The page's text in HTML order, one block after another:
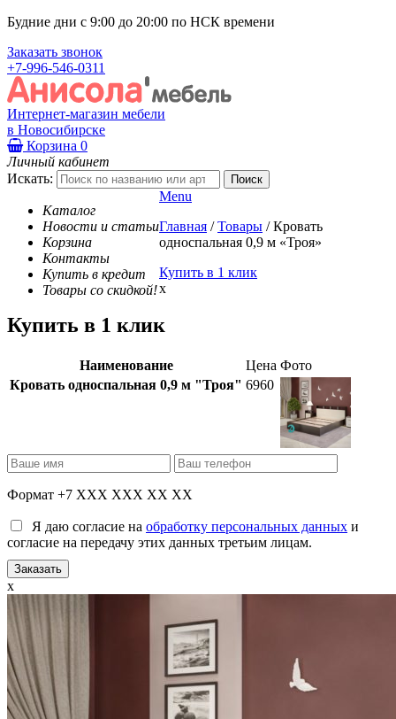
Будние дни с 9:00 до 20:00 по НСК времени
Заказать звонок
+7-996-546-0311
Интернет-магазин мебели
в Новосибирске
Корзина 0
Личный кабинет
Искать:
Каталог
Новости и статьи
Корзина
Контакты
Купить в кредит
Товары со скидкой!
Menu
Главная / Товары / Кровать
односпальная 0,9 м «Троя»
Купить в 1 клик
x
Купить в 1 клик
Наименование Цена Фото
Кровать односпальная 0,9 м "Троя" 6960
Формат +7 XXX XXX XX XX
Я даю согласие на обработку персональных данных и
согласие на передачу этих данных третьим лицам.
x